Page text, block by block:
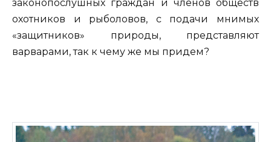
законопослушных граждан и членов обществ
охотников и рыболовов, с подачи мнимых
«защитников» природы, представляют
варварами, так к чему же мы придем?